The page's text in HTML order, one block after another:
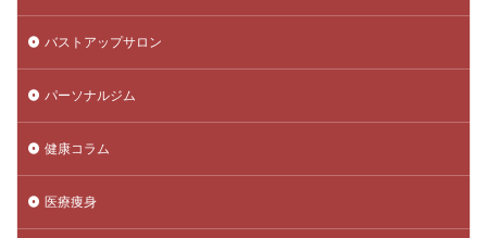
バストアップサロン
パーソナルジム
健康コラム
医療痩身